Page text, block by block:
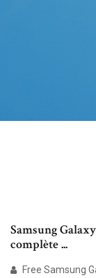
Samsung
complète ...
Free Samsung